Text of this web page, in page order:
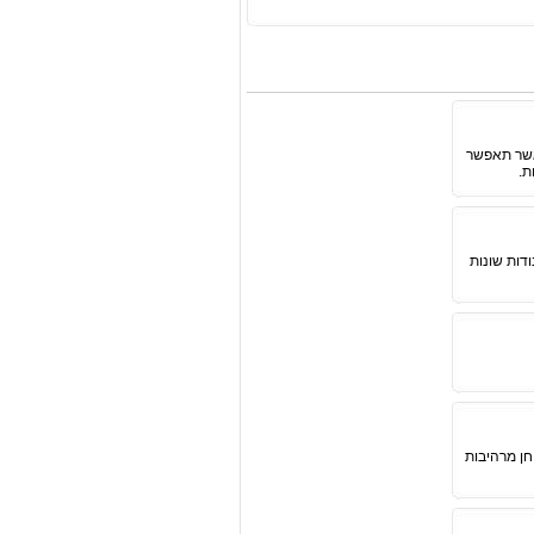
אשר תאפשר
שונות
מרהיבות